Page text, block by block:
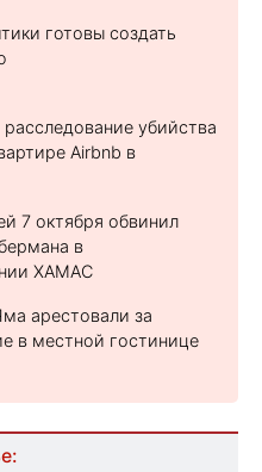
готовы создать
убийства
Airbnb в
7 октября обвинил
в
ХАМАС
арестовали за
в местной гостинице